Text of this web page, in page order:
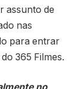
assunto de
nas
para entrar
365 Filmes.